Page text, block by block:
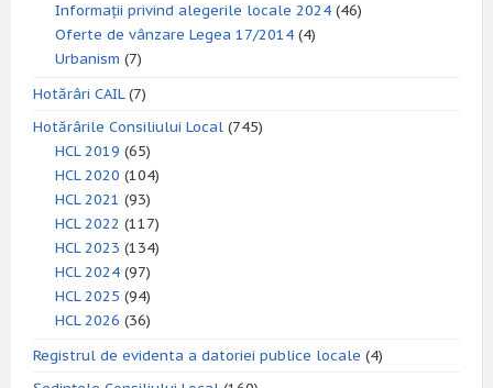
Informații privind alegerile locale 2024 (46)
Oferte de vânzare Legea 17/2014 (4)
Urbanism (7)
Hotărâri CAIL(7)
Hotărârile Consiliului Local (745)
HCL 2019 (65)
HCL 2020 (104)
HCL 2021 (93)
HCL 2022 (117)
HCL 2023 (134)
HCL 2024 (97)
HCL 2025 (94)
HCL 2026 (36)
Registrul de evidenta a datoriei publice locale (4)